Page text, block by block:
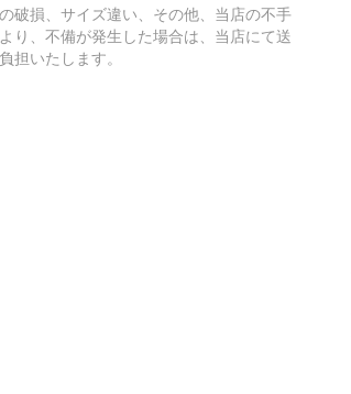
破損、サイズ違い、その他、当店の不手
り、不備が発生した場合は、当店にて送
担いたします。